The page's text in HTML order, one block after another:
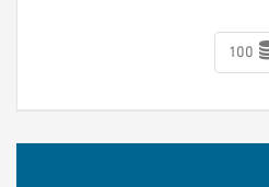
100